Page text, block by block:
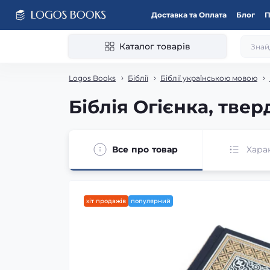
Доставка та Оплата Блог
Каталог товарів
Logos Books Біблії Біблії українською мовою
Біблія Огієнка,
Все про товар
хіт продажів популярний